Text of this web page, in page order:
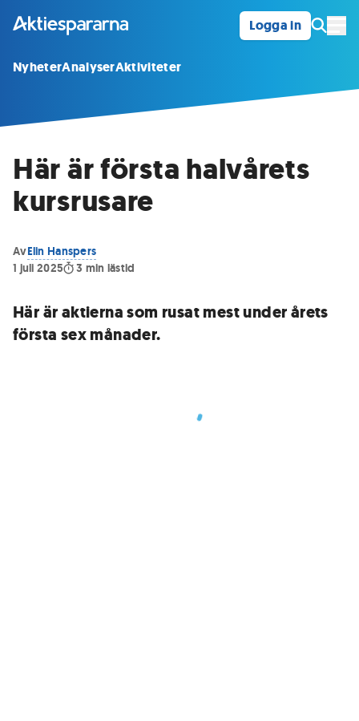
Logga in
NyheterAnalyserAktiviteter
Här är första halvårets
kursrusare
AvElin Hanspers
1 juli 2025
3 min lästid
Här är aktierna som rusat mest under årets
första sex månader.